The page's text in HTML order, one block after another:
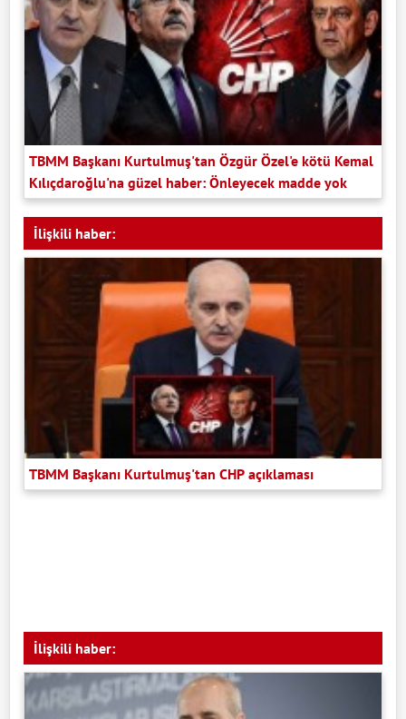
TBMM Başkanı Kurtulmuş'tan Özgür Özel'e kötü Kemal
Kılıçdaroğlu'na güzel haber: Önleyecek madde yok
İlişkili haber:
TBMM Başkanı Kurtulmuş'tan CHP açıklaması
İlişkili haber: